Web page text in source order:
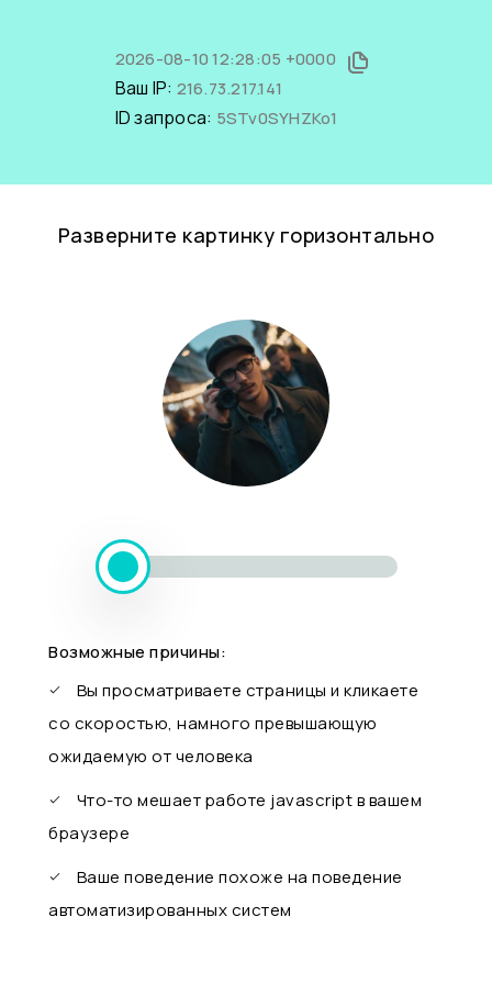
2026-08-10 12:28:05 +0000
Ваш IP: 216.73.217.141
ID запроса: 5STv0SYHZKo1
Разверните картинку горизонтально
Возможные причины:
Вы просматриваете страницы и кликаете
со скоростью, намного превышающую
ожидаемую от человека
Что-то мешает работе javascript в вашем
браузере
Ваше поведение похоже на поведение
автоматизированных систем